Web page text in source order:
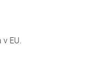
EU.